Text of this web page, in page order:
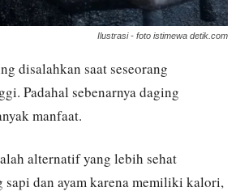
Ilustrasi - foto istimewa detik.com
disalahkan saat seseorang
Padahal sebenarnya daging
manfaat.
alternatif yang lebih sehat
dan ayam karena memiliki kalori,